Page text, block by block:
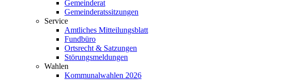
Gemeinderat
Gemeinderatssitzungen
Service
Amtliches Mitteilungsblatt
Fundbüro
Ortsrecht & Satzungen
Störungsmeldungen
Wahlen
Kommunalwahlen 2026